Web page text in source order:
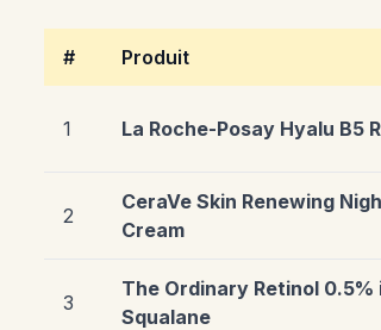
# Produit
1 La Roche-Posay Hyalu B5
2
CeraVe Skin Renewing
Cream
3
The Ordinary Retinol 0.5%
Squalane